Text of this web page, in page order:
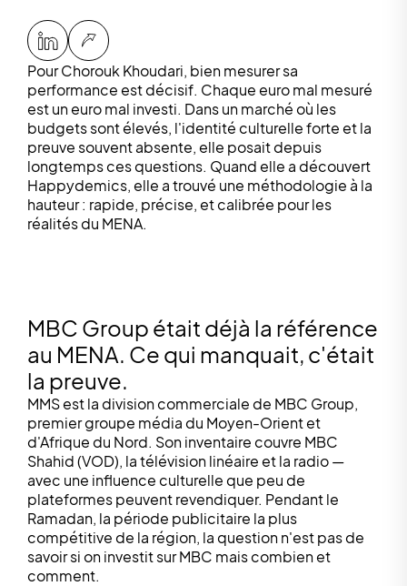
Pour Chorouk Khoudari, bien mesurer sa
performance est décisif. Chaque euro mal mesuré
est un euro mal investi. Dans un marché où les
budgets sont élevés, l'identité culturelle forte et la
preuve souvent absente, elle posait depuis
longtemps ces questions. Quand elle a découvert
Happydemics, elle a trouvé une méthodologie à la
hauteur : rapide, précise, et calibrée pour les
réalités du MENA.
MBC Group était déjà la référence
au MENA. Ce qui manquait, c'était
la preuve.
MMS est la division commerciale de MBC Group,
premier groupe média du Moyen-Orient et
d'Afrique du Nord. Son inventaire couvre MBC
Shahid (VOD), la télévision linéaire et la radio —
avec une influence culturelle que peu de
plateformes peuvent revendiquer. Pendant le
Ramadan, la période publicitaire la plus
compétitive de la région, la question n'est pas de
savoir si on investit sur MBC mais combien et
comment.